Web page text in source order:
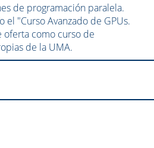
de programación paralela.
"Curso Avanzado de GPUs.
oferta como curso de
de la UMA.